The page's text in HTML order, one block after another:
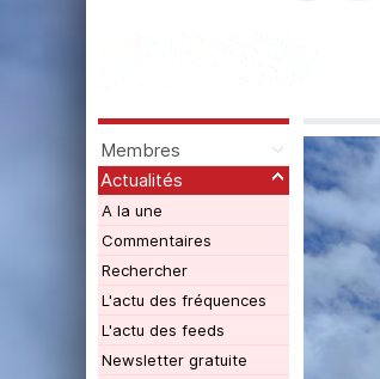
Membres
Actualités
A la une
Commentaires
Rechercher
L'actu des fréquences
L'actu des feeds
Newsletter gratuite